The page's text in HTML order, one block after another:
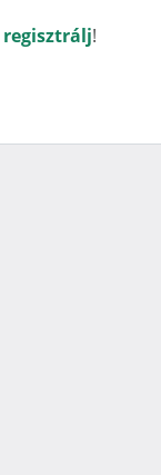
regisztrálj!